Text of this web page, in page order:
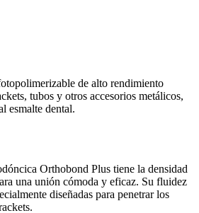
de alto rendimiento
tubos y otros accesorios metálicos,
esmalte dental.
Orthobond Plus tiene la densidad
una unión cómoda y eficaz. Su fluidez
diseñadas para penetrar los